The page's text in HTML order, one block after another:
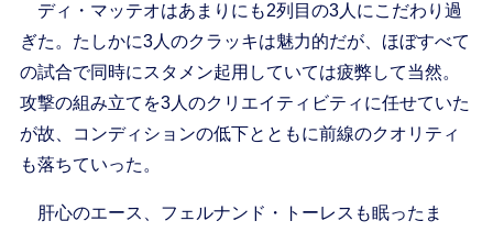
ディ・マッテオはあまりにも2列目の3人にこだわり過
ぎた。たしかに3人のクラッキは魅力的だが、ほぼすべて
の試合で同時にスタメン起用していては疲弊して当然。
攻撃の組み立てを3人のクリエイティビティに任せていた
が故、コンディションの低下とともに前線のクオリティ
も落ちていった。
肝心のエース、フェルナンド・トーレスも眠ったま